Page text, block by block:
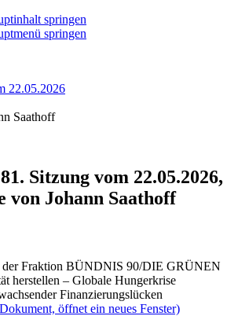
springen
springen
22.05.2026
Saathoff
81. Sitzung vom 22.05.2026,
von Johann Saathoff
der Fraktion BÜNDNIS 90/DIE GRÜNEN
herstellen – Globale Hungerkrise
Finanzierungslücken
öffnet ein neues Fenster)